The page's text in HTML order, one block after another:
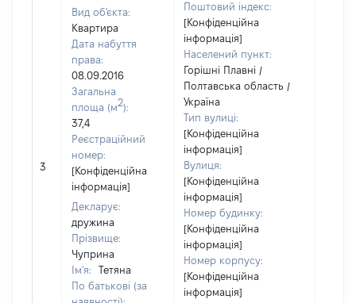
3
Вид об'єкта:
Квартира
Дата набуття
права:
08.09.2016
Загальна
площа (м2):
37,4
Реєстраційний
номер:
[Конфіденційна
інформація]
Декларує:
дружина
Прізвище:
Чуприна
Ім'я:
Тетяна
По батькові (за
Поштовий індекс:
[Конфіденційна
інформація]
Населений пункт:
Горішні Плавні /
Полтавська область /
Україна
Тип вулиці:
[Конфіденційна
інформація]
Вулиця:
[Конфіденційна
інформація]
Номер будинку:
[Конфіденційна
інформація]
Номер корпусу:
[Конфіденційна
інформація]